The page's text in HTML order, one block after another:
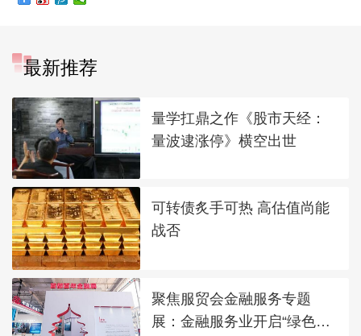
最新推荐
量学扛鼎之作《股市天经：
量波逮涨停》横空出世
可转债炙手可热 高估值尚能
战否
聚焦服贸会金融服务专题
展：金融服务业开启“绿色加